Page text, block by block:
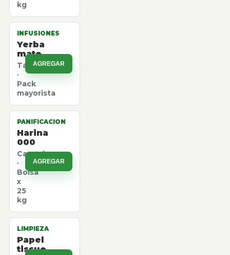
kg
INFUSIONES
Yerba
mate
Taragui
·
Pack
mayorista
AGREGAR
PANIFICACION
Harina
000
Canuelas
·
Bolsa
x
25
kg
AGREGAR
LIMPIEZA
Papel
tissue